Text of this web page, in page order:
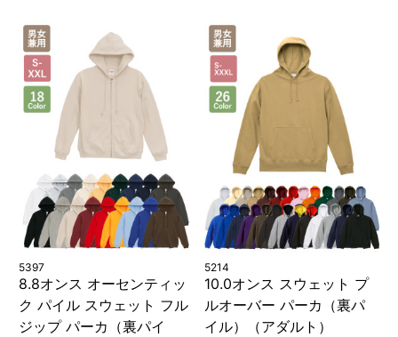
5397
8.8オンス オーセンティッ
ク パイル スウェット フル
ジップ パーカ（裏パイ
5214
10.0オンス スウェット プ
ルオーバー パーカ（裏パ
イル）（アダルト）